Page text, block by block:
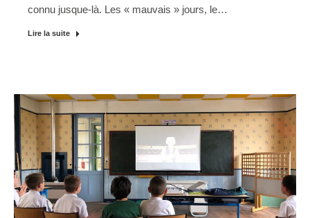
connu jusque-là. Les « mauvais » jours, le…
Lire la suite